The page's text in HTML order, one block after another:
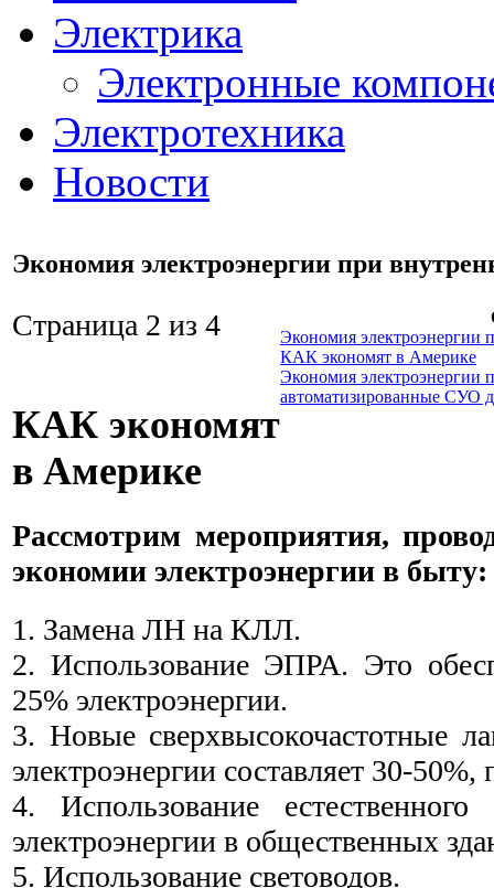
Электрика
Электронные
Электротехника
Новости
Экономия электроэнергии при
Экономия электроэнергии
КАК экономят в Америке
Экономия электроэнергии
автоматизированные СУО
Страница 2 из 4
КАК экономят
в Америке
Рассмотрим мероприятия,
экономии электроэнергии в быту:
1. Замена ЛН на КЛЛ.
2. Использование ЭПРА. Это
25% электроэнергии.
3. Новые сверхвысокочастотные
электроэнергии составляет 30-
4. Использование
электроэнергии в общественных
5. Использование световодов.